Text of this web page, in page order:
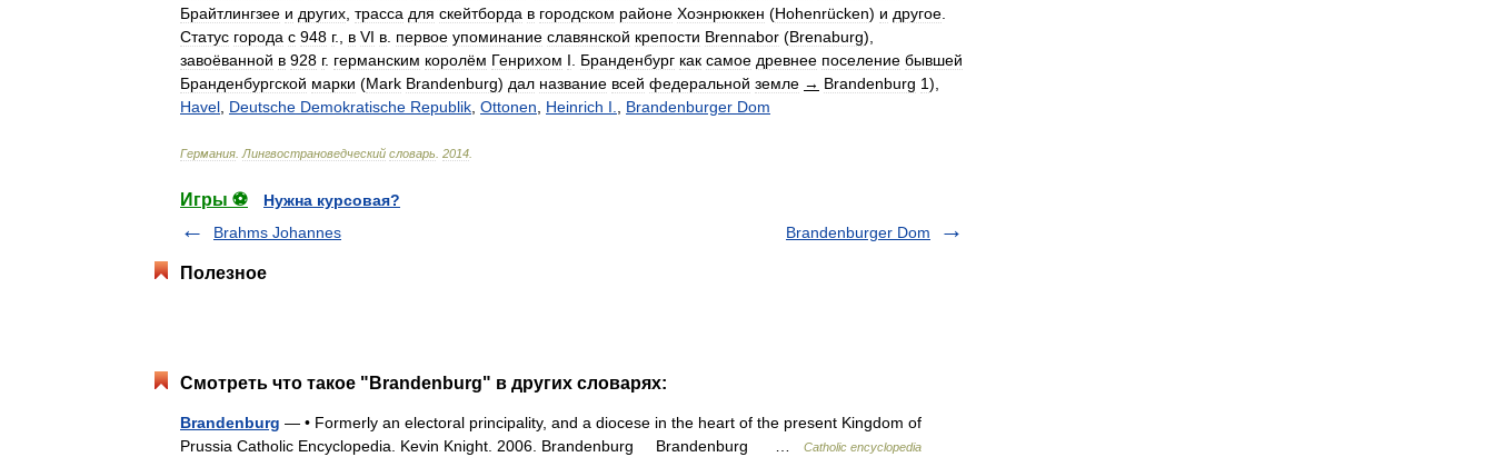
Брайтлингзее и других трасса для скейтборда в городском районе Хоэнрюккен (Hohenrücken) и другое
Статус города с 948 г., в VI в первое упоминание славянской крепости Brennabor (Brenaburg),
завоёванной в 928 г. германским королём Генрихом I Бранденбург как самое древнее поселение бывшей
Бранденбургской марки (Mark Brandenburg) дал название всей федеральной земле → Brandenburg 1),
Havel Deutsche Demokratische Republik Ottonen Heinrich I Brandenburger Dom
Германия Лингвострановедческий словарь 2014
Игры ⚽
Нужна курсовая?
Brahms Johannes
Brandenburger Dom
Полезное
Смотреть что такое "Brandenburg" в других словарях:
Brandenburg — • Formerly an electoral principality, and a diocese in the heart of the present Kingdom of
Prussia Catholic Encyclopedia. Kevin Knight. 2006. Brandenburg Brandenburg …
Catholic encyclopedia